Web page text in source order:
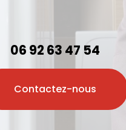
06 92 63 47 54
Contactez-nous